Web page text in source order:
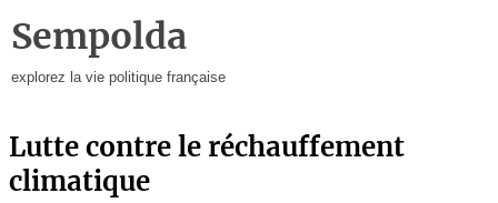
Sempolda
explorez la vie politique française
Lutte contre le réchauffement
climatique